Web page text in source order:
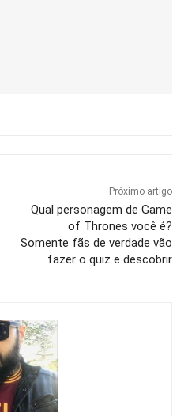
Próximo artigo
Qual personagem de Game
of Thrones você é?
Somente fãs de verdade vão
fazer o quiz e descobrir